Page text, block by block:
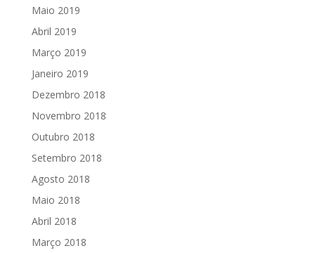
Maio 2019
Abril 2019
Março 2019
Janeiro 2019
Dezembro 2018
Novembro 2018
Outubro 2018
Setembro 2018
Agosto 2018
Maio 2018
Abril 2018
Março 2018